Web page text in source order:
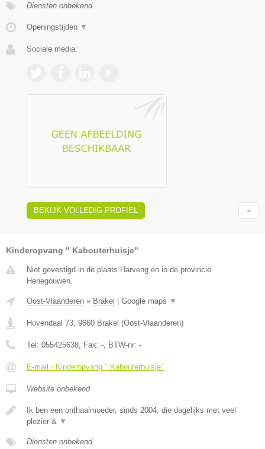
Diensten onbekend
Openingstijden ▼
Sociale media:
BEKIJK VOLLEDIG PROFIEL
Kinderopvang " Kabouterhuisje"
Niet gevestigd in de plaats Harveng en in de provincie
Henegouwen.
Oost-Vlaanderen » Brakel Google maps ▼
Hovendaal 73, 9660 Brakel (Oost-Vlaanderen)
Tel: 055425638, Fax: -, BTW-nr: -
E-mail › Kinderopvang " Kabouterhuisje"
Website onbekend
Ik ben een onthaalmoeder, sinds 2004, die dagelijks met veel
plezier & ▼
Diensten onbekend